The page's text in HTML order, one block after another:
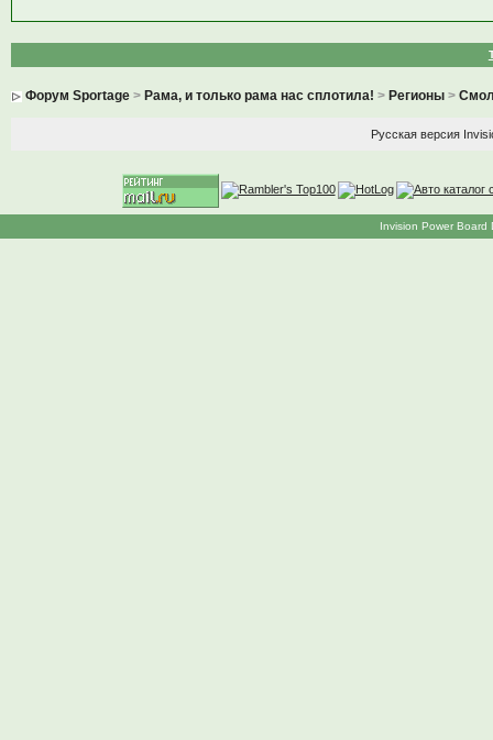
Форум Sportage> Рама, и только рама нас сплотила! > Регионы>
Русская версия
Invision Power